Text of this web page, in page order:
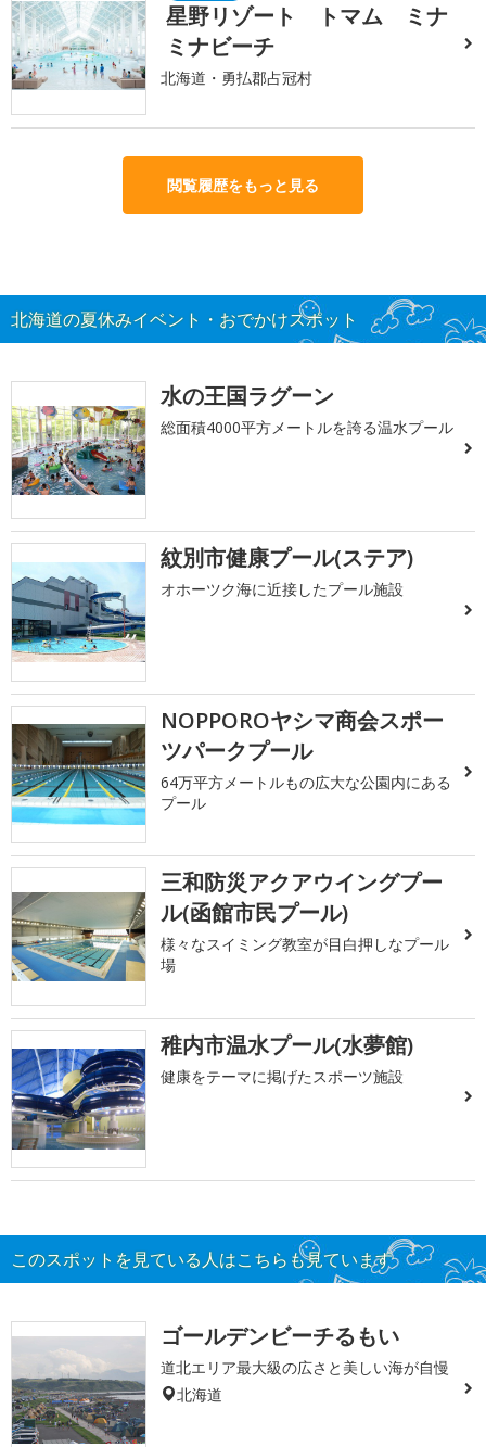
星野リゾート トマム ミナ
ミナビーチ
北海道・勇払郡占冠村
閲覧履歴をもっと見る
北海道の夏休みイベント・おでかけスポット
水の王国ラグーン
総面積4000平方メートルを誇る温水プール
紋別市健康プール(ステア)
オホーツク海に近接したプール施設
NOPPOROヤシマ商会スポー
ツパークプール
64万平方メートルもの広大な公園内にある
プール
三和防災アクアウイングプー
ル(函館市民プール)
様々なスイミング教室が目白押しなプール
場
稚内市温水プール(水夢館)
健康をテーマに掲げたスポーツ施設
このスポットを見ている人はこちらも見ています
ゴールデンビーチるもい
道北エリア最大級の広さと美しい海が自慢
北海道